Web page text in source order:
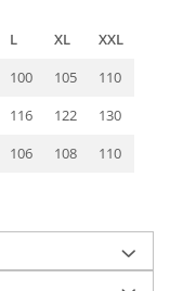
L XL
XXL
100 105
110
116 122
130
106 108 110